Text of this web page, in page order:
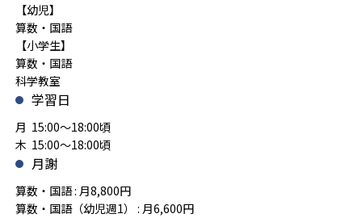
【幼児】
算数・国語
【小学生】
算数・国語
科学教室
学習日
月 15:00～18:00頃
木 15:00～18:00頃
月謝
算数・国語 : 月8,800円
算数・国語（幼児週1） : 月6,600円